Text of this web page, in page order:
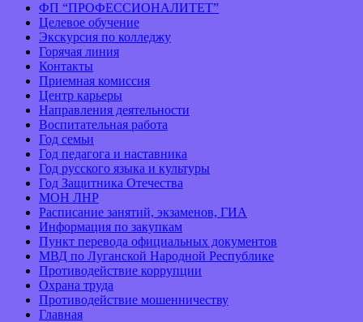
ФП “ПРОФЕССИОНАЛИТЕТ”
Целевое обучение
Экскурсия по колледжу
Горячая линия
Контакты
Приемная комиссия
Центр карьеры
Направления деятельности
Воспитательная работа
Год семьи
Год педагога и наставника
Год русского языка и культуры
Год Защитника Отечества
МОН ЛНР
Расписание занятий, экзаменов, ГИА
Информация по закупкам
Пункт перевода официальных документов
МВД по Луганской Народной Республике
Противодействие коррупции
Охрана труда
Противодействие мошенничеству
Главная